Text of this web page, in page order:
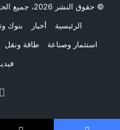
© حقوق النشر 2026، جميع الحقوق محفوظة |
الرئيسية
أخبار بنوك
استثمار وصناعة
طاقة ونقل